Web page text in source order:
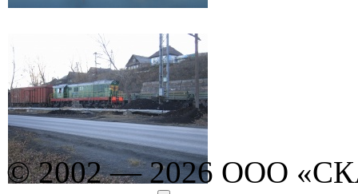
© 2002 — 2026 ООО